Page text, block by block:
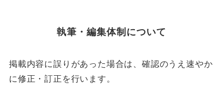
執筆・編集体制について
掲載内容に誤りがあった場合は、確認のうえ速やか
に修正・訂正を行います。